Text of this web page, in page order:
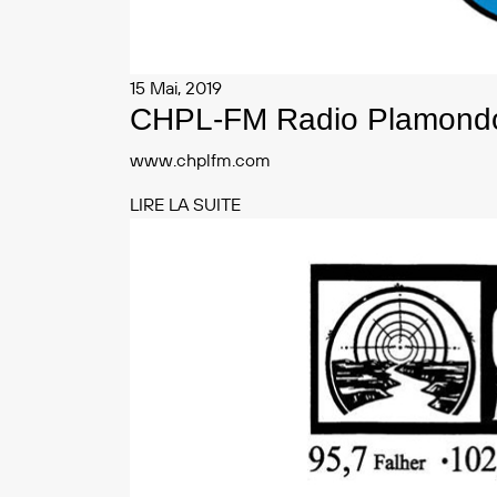
15 Mai, 2019
CHPL-FM Radio
www.chplfm.com
LIRE LA SUITE